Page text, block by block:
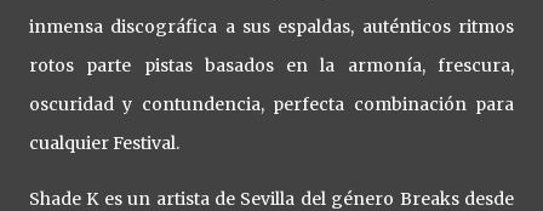
inmensa discográfica a sus espaldas, auténticos ritmos
rotos parte pistas basados en la armonía, frescura,
oscuridad y contundencia, perfecta combinación para
cualquier Festival.
Shade K es un artista de Sevilla del género Breaks desde